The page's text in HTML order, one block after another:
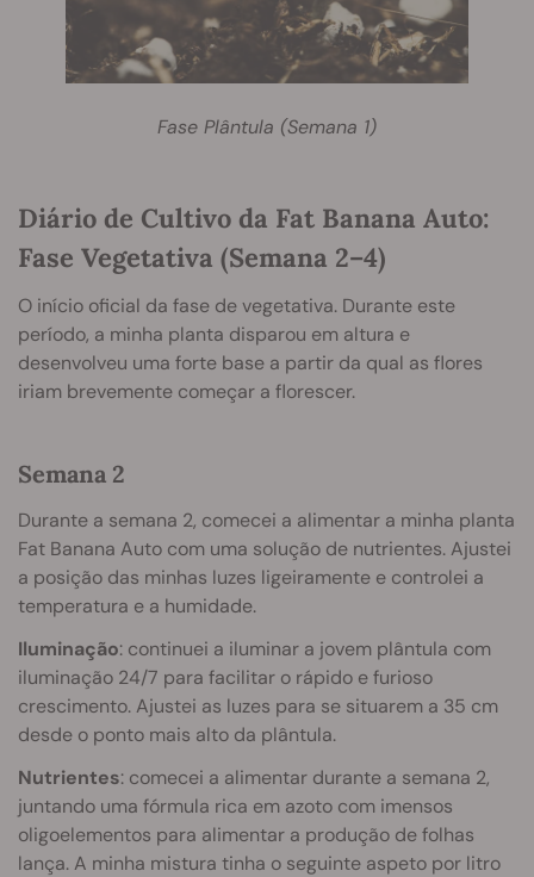
Fase Plântula (Semana 1)
Diário de Cultivo da Fat Banana Auto:
Fase Vegetativa (Semana 2–4)
O início oficial da fase de vegetativa. Durante este
período, a minha planta disparou em altura e
desenvolveu uma forte base a partir da qual as flores
iriam brevemente começar a florescer.
Semana 2
Durante a semana 2, comecei a alimentar a minha planta
Fat Banana Auto com uma solução de nutrientes. Ajustei
a posição das minhas luzes ligeiramente e controlei a
temperatura e a humidade.
Iluminação: continuei a iluminar a jovem plântula com
iluminação 24/7 para facilitar o rápido e furioso
crescimento. Ajustei as luzes para se situarem a 35 cm
desde o ponto mais alto da plântula.
Nutrientes: comecei a alimentar durante a semana 2,
juntando uma fórmula rica em azoto com imensos
oligoelementos para alimentar a produção de folhas
lança. A minha mistura tinha o seguinte aspeto por litro